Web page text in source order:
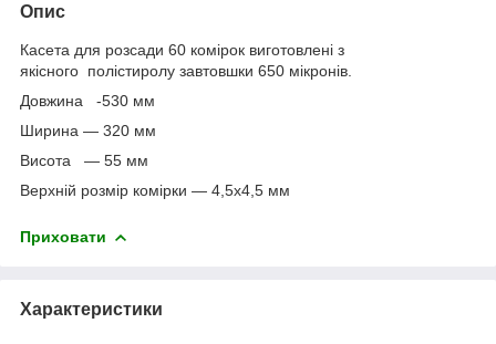
Опис
Касета для розсади 60 комірок виготовлені з
якісного полістиролу завтовшки 650 мікронів.
Довжина -530 мм
Ширина — 320 мм
Висота — 55 мм
Верхній розмір комірки — 4,5х4,5 мм
Приховати
Характеристики